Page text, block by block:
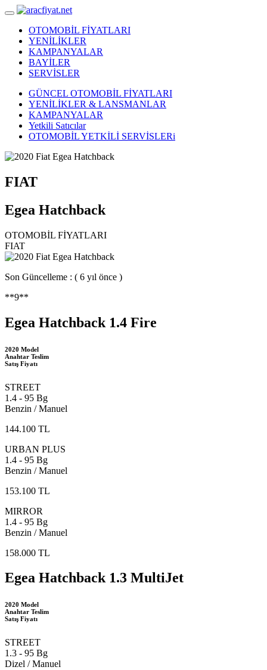
OTOMOBİL FİYATLARI
YENİLİKLER
KAMPANYALAR
BAYİLER
SERVİSLER
GÜNCEL OTOMOBİL FİYATLARI
YENİLİKLER & LANSMANLAR
KAMPANYALAR
Yetkili Satıcılar
OTOMOBİL YETKİLİ SERVİSLERi
FIAT
Egea Hatchback
OTOMOBİL FİYATLARI
FIAT
Son Güncelleme : ( 6 yıl önce )
**9**
Egea Hatchback 1.4 Fire
2020 Model
Anahtar Teslim
Satış Fiyatı
STREET
1.4 - 95 Bg
Benzin / Manuel
144.100 TL
URBAN PLUS
1.4 - 95 Bg
Benzin / Manuel
153.100 TL
MIRROR
1.4 - 95 Bg
Benzin / Manuel
158.000 TL
Egea Hatchback 1.3 MultiJet
2020 Model
Anahtar Teslim
Satış Fiyatı
STREET
1.3 - 95 Bg
Dizel / Manuel